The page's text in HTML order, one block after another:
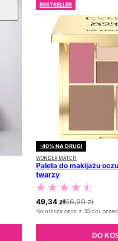
BESTSELLER
-40% NA DRUGI
WONDER MATCH
Paleta do makijażu
twarzy
66,99 zł
49,34 zł
Najniższa cena z 30 dni
DO